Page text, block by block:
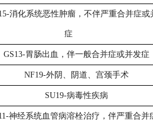
消化系统恶性肿瘤，不伴严重合并症或
症
GS13-胃肠出血，伴一般合并症或并发症
NF19-外阴、阴道、宫颈手术
SU19-病毒性疾病
神经系统血管病溶栓治疗，伴严重合并